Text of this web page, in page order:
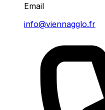
Email
info@viennagglo.fr